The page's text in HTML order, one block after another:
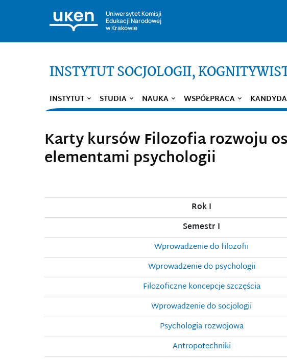
Uniwersytet Komisji
Edukacji Narodowej
w Krakowie
INSTYTUT SOCJOLOGII,
INSTYTUT STUDIA NAUKA WSPÓŁPRACA
Karty kursów Filozofia rozwoju
elementami psychologii
Rok I
Semestr I
Wprowadzenie do filozofii
Wprowadzenie do psychologii
Filozoficzne koncepcje szczęścia
Wprowadzenie do socjologii
Psychologia rozwojowa
Antropotechniki